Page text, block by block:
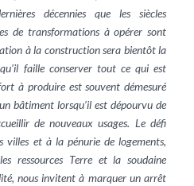
décennies que les siècles
de transformations à opérer sont
à la construction sera bientôt la
faille conserver tout ce qui est
à produire est souvent démesuré
bâtiment lorsqu’il est dépourvu de
de nouveaux usages. Le défi
et à la pénurie de logements,
ressources Terre et la soudaine
nous invitent à marquer un arrêt